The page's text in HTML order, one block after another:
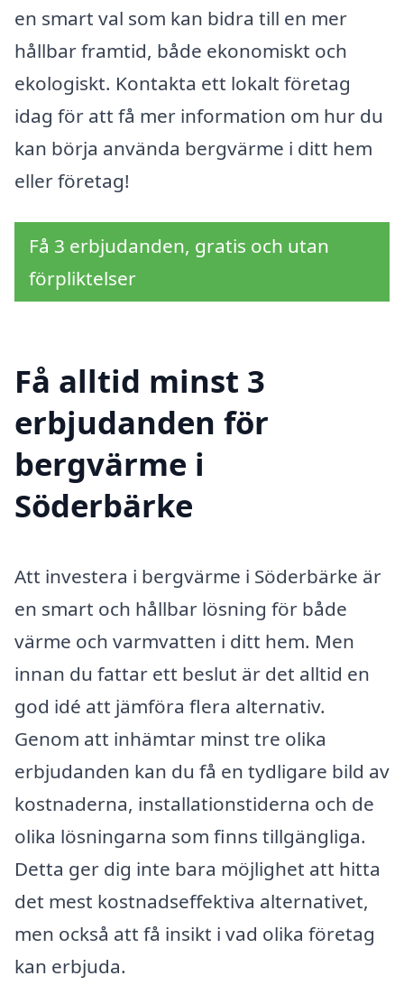
en smart val som kan bidra till en mer
hållbar framtid, både ekonomiskt och
ekologiskt. Kontakta ett lokalt företag
idag för att få mer information om hur du
kan börja använda bergvärme i ditt hem
eller företag!
Få 3 erbjudanden, gratis och utan
förpliktelser
Få alltid minst 3
erbjudanden för
bergvärme i
Söderbärke
Att investera i bergvärme i Söderbärke är
en smart och hållbar lösning för både
värme och varmvatten i ditt hem. Men
innan du fattar ett beslut är det alltid en
god idé att jämföra flera alternativ.
Genom att inhämtar minst tre olika
erbjudanden kan du få en tydligare bild av
kostnaderna, installationstiderna och de
olika lösningarna som finns tillgängliga.
Detta ger dig inte bara möjlighet att hitta
det mest kostnadseffektiva alternativet,
men också att få insikt i vad olika företag
kan erbjuda.